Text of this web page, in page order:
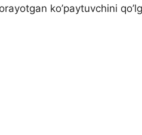
ko’paytuvchini